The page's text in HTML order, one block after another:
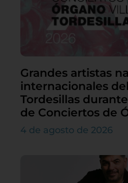
Grandes artistas
internacionales
Tordesillas
de Conciertos de
4 de agosto de 2026